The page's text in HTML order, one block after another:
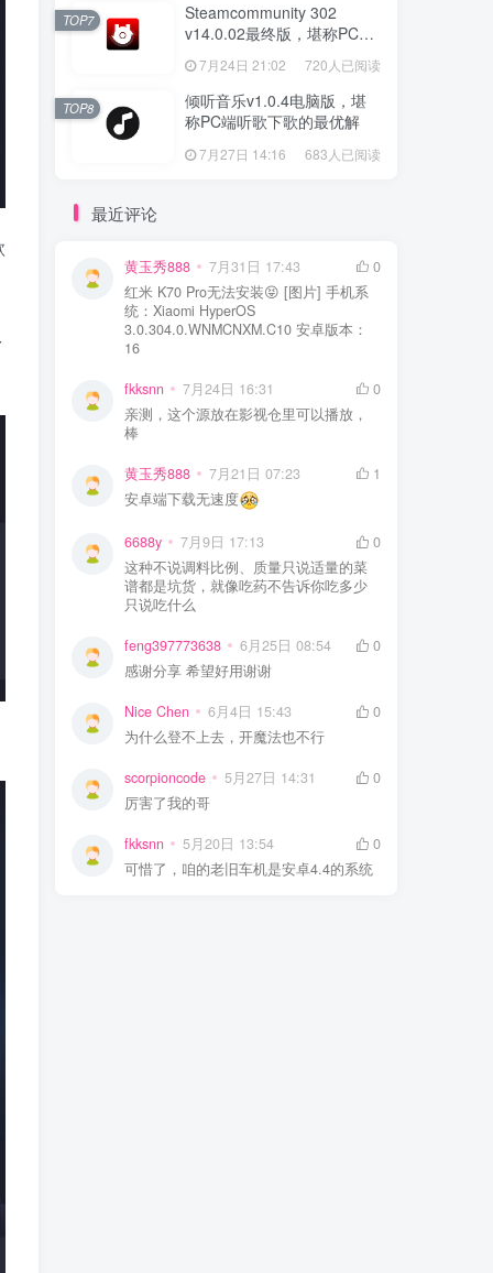
Steamcommunity 302
v14.0.02最终版，堪称PC玩
家必备的网络工具箱
7月24日 21:02 720人已阅读
TOP7
倾听音乐v1.0.4电脑版，堪
称PC端听歌下歌的最优解
7月27日 14:16 683人已阅读
TOP8
最近评论
黄玉秀888 7月31日 17:43
0
红米 K70 Pro无法安装😝 [图片] 手机系
统：Xiaomi HyperOS
3.0.304.0.WNMCNXM.C10 安卓版本：
16
fkksnn 7月24日 16:31
0
亲测，这个源放在影视仓里可以播放，
棒
黄玉秀888 7月21日 07:23
1
安卓端下载无速度
6688y 7月9日 17:13
0
这种不说调料比例、质量只说适量的菜
谱都是坑货，就像吃药不告诉你吃多少
只说吃什么
feng397773638 6月25日 08:54
0
感谢分享 希望好用谢谢
Nice Chen 6月4日 15:43
0
为什么登不上去，开魔法也不行
scorpioncode 5月27日 14:31
0
厉害了我的哥
fkksnn 5月20日 13:54
0
可惜了，咱的老旧车机是安卓4.4的系统